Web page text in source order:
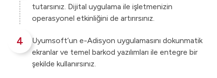
tutarsınız. Dijital uygulama ile işletmenizin
operasyonel etkinliğini de artırırsınız.
4
Uyumsoft’un e-Adisyon uygulamasını dokunmatik
ekranlar ve temel barkod yazılımları ile entegre bir
şekilde kullanırsınız.